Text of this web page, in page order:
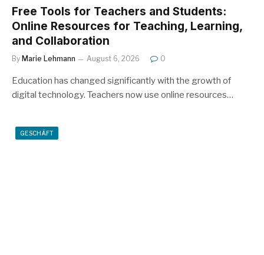
Free Tools for Teachers and Students:
Online Resources for Teaching, Learning,
and Collaboration
By Marie Lehmann August 6, 2026 0
Education has changed significantly with the growth of
digital technology. Teachers now use online resources…
GESCHÄFT